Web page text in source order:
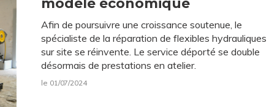
Afin de poursuivre une croissance soutenue, le
spécialiste de la réparation de flexibles hydrauliques
sur site se réinvente. Le service déporté se double
désormais de prestations en atelier.
le 01/07/2024